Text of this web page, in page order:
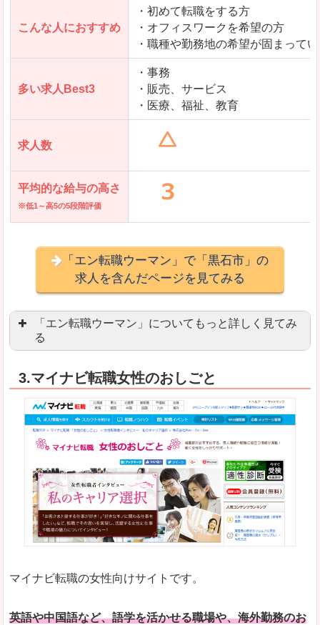
「とらばーゆ」で「黒石市」の
求人を含んだページを見てみる
こんな人におすすめ
・初めて転職をする方
・オフィスワークを希望の方
・職種や勤務地の希望が固まって
多い求人Best3
・事務
・販売、サービス
・医療、福祉、教育
求人数
平均的な給与の高さ
※低1～高5の5段階評価
「エン転職ウーマン」で「黒石市」の
求人を含んだページを見てみる
「エン転職ウーマン」についてもっと詳しく見てみ
る
良いところ
職種や勤務地など、すでに次のお仕事がイメージ
転職Q＆Aやノウハウが豊富なうえ、面接サポー
悪いところ
求人の掲載数が少ないです。
TOPページからこだわりや条件などをクイックに
はじめての転職や、転職活動において不安や心配
自分でうまく仕事を探せなくても、会員登録をす
3.マイナビ転職女性のおしごと
マイナビ転職の女性向けサイトです。
英語や中国語など、語学を活かせる職場や、海外勤務のお